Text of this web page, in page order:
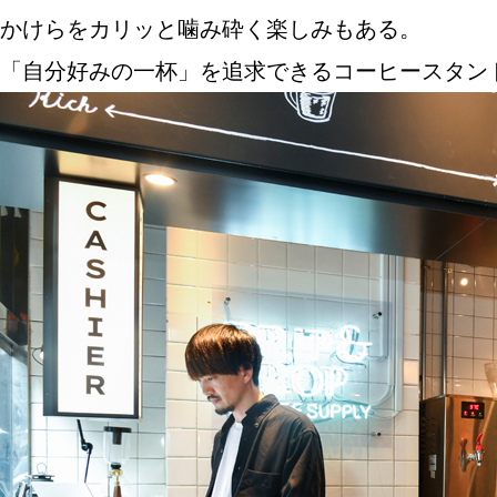
かけらをカリッと噛み砕く楽しみもある。
「自分好みの一杯」を追求できるコーヒースタン